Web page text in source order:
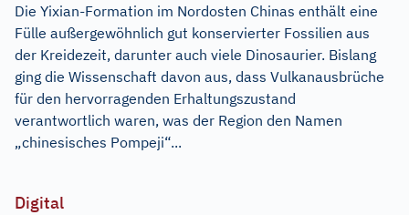
Die Yixian-Formation im Nordosten Chinas enthält eine
Fülle außergewöhnlich gut konservierter Fossilien aus
der Kreidezeit, darunter auch viele Dinosaurier. Bislang
ging die Wissenschaft davon aus, dass Vulkanausbrüche
für den hervorragenden Erhaltungszustand
verantwortlich waren, was der Region den Namen
„chinesisches Pompeji“...
Digital